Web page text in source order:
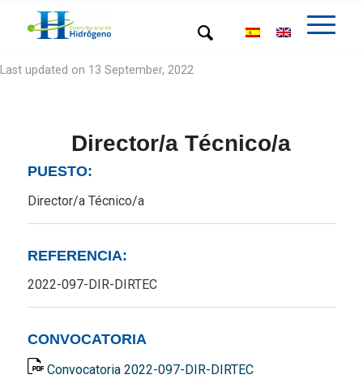
Last updated on 13 September, 2022
Director/a Técnico/a
PUESTO:
Director/a Técnico/a
REFERENCIA:
2022-097-DIR-DIRTEC
CONVOCATORIA
Convocatoria 2022-097-DIR-DIRTEC